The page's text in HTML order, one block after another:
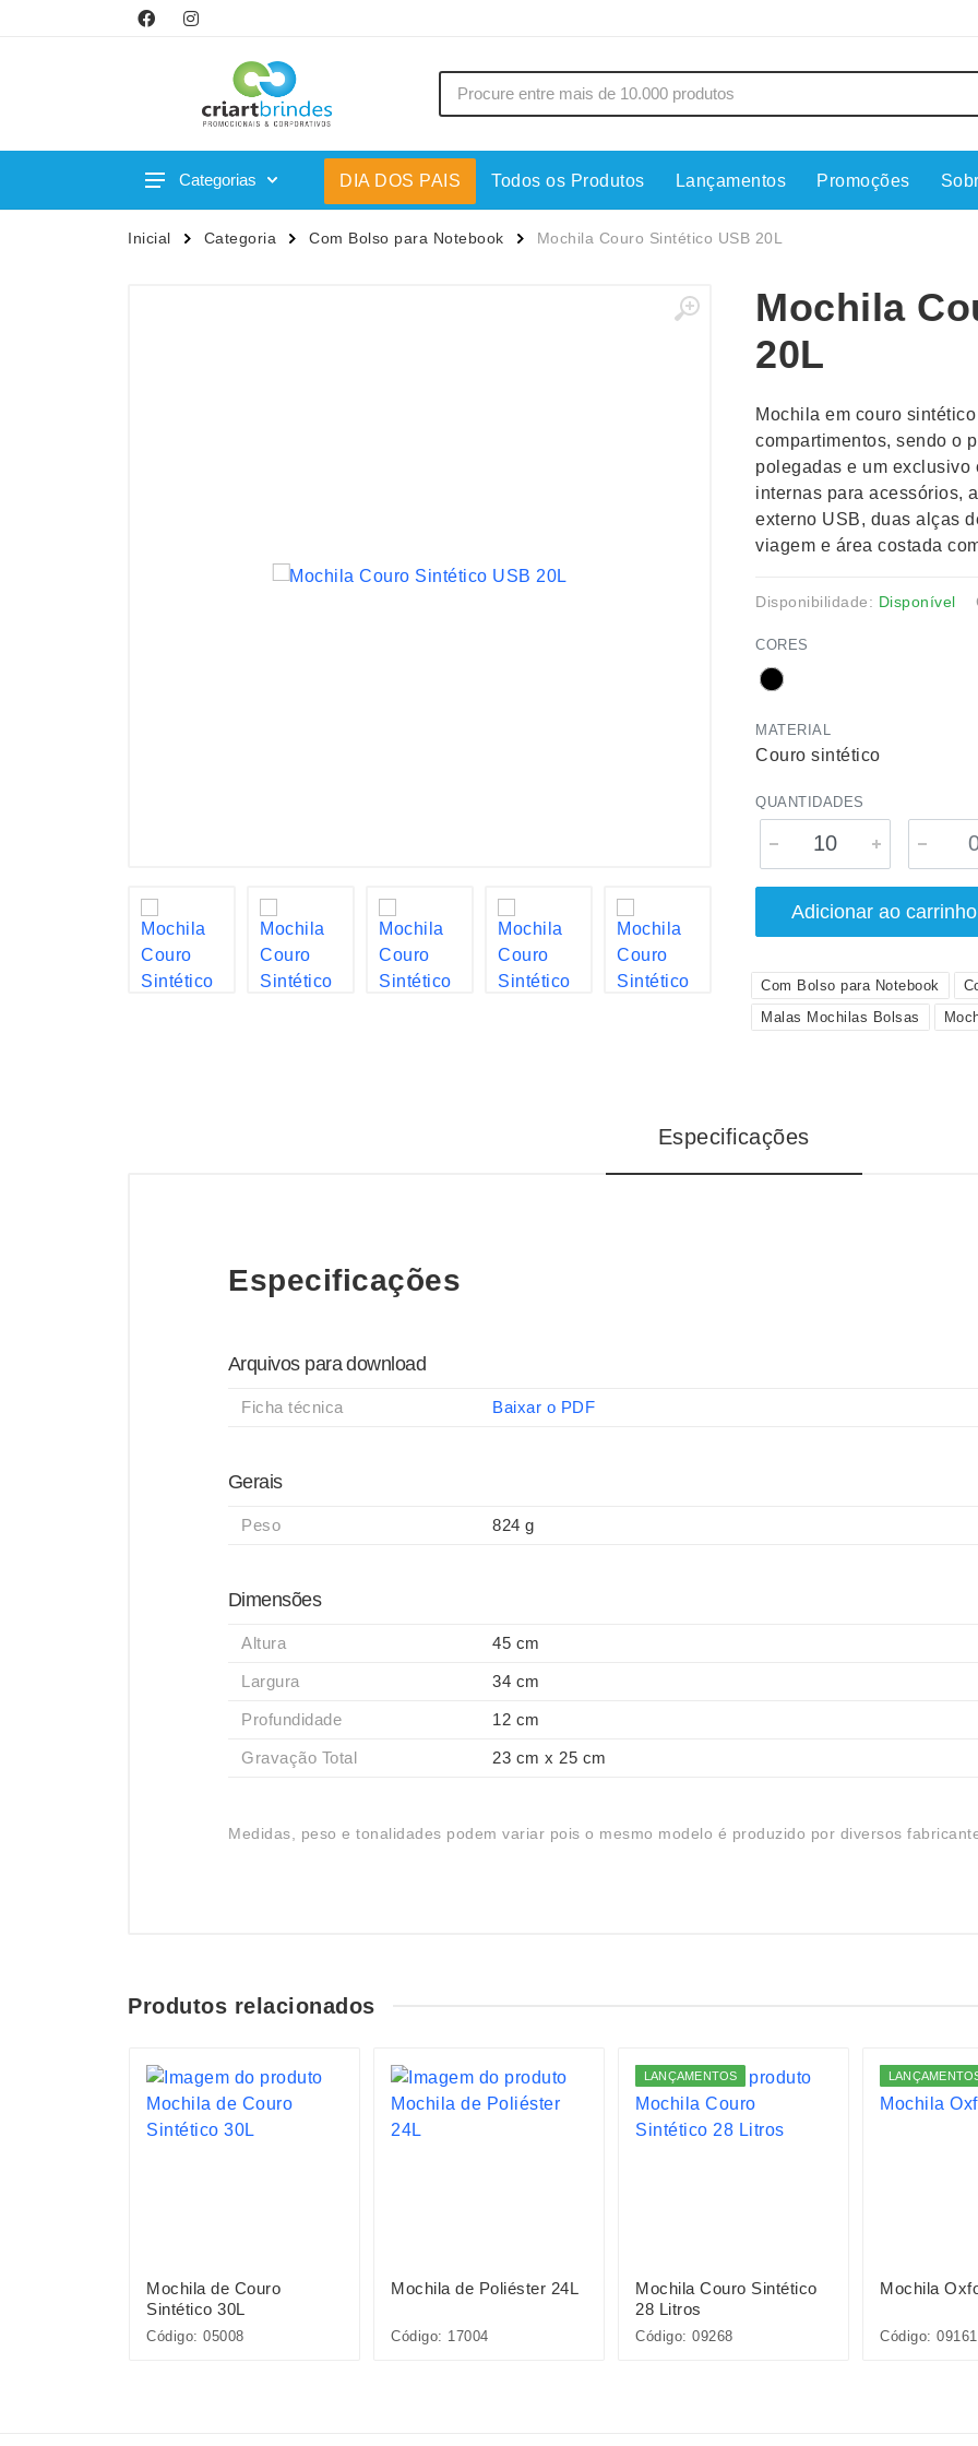
Categorias
Acessórios p/ Celular
Canecas
Copos
Cuidados Pessoais
Esporte e Jogos
Fones de
Kit
Kit Queijo
Lanternas
DIA DOS PAIS Todos os Produtos Lançamentos Promoções
Inicial Categoria Com Bolso para Notebook Mochila Couro Sintético USB 20L
Mochila
20L
Mochila em couro
compartimentos, sendo o
polegadas e um exclusivo
internas para acessórios,
externo USB, duas alças
viagem e área costada
Disponibilidade: Disponível
CORES
MATERIAL
Couro sintético
QUANTIDADES
Adicionar ao carrinho
Com Bolso para Notebook
Malas Mochilas Bolsas
Especificações
Especificações
Arquivos para download
Ficha técnica Baixar o PDF
Gerais
Peso 824 g
Dimensões
Altura 45 cm
Largura 34 cm
Profundidade 12 cm
Gravação Total 23 cm x 25 cm
Medidas, peso e tonalidades podem variar pois o mesmo modelo é produzido por diversos
Produtos relacionados
Mochila de Couro
Sintético 30L
Código: 05008
Mochila de Poliéster 24L
Código: 17004
LANÇAMENTOS
Mochila Couro Sintético
28 Litros
Código: 09268
Mochila
Código: 09161